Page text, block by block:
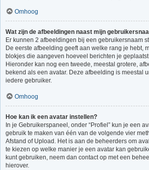
Omhoog
Wat zijn de afbeeldingen naast mijn
Er kunnen 2 afbeeldingen bij een gebruikersnaam
De eerste afbeelding geeft aan welke rang je hebt,
blokjes die aangeven hoeveel berichten je
Hieronder kan nog een tweede, meestal grotere,
bekend als een avatar. Deze afbeelding is meestal
iedere gebruiker.
Omhoog
Hoe kan ik een avatar instellen?
In je Gebruikerspaneel, onder “Profiel” kun je een
gebruik te maken van één van de volgende vier
Afstand of Upload. Het is aan de beheerders om
te kiezen op welke manier je een avatar kan
kunt gebruiken, neem dan contact op met een
hierover.